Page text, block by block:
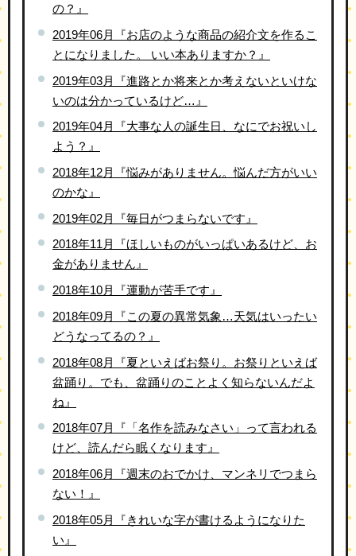
の？』
2019年06月『お店のような商品の紹介文を作るこ
とになりました。 いい本ありますか？』
2019年03月『進路とか将来とか考えないといけな
いのは分かっているけど…』
2019年04月『大事な人の誕生日、なにでお祝いし
よう？』
2018年12月『悩みがありません。悩んだ方がいい
のかな』
2019年02月『毎日がつまらないです』
2018年11月『ほしいものがいっぱいあるけど、お
金がありません』
2018年10月『運動が苦手です』
2018年09月『この夏の異常気象…天気はいったい
どうなってるの？』
2018年08月『夏といえばお祭り。お祭りといえば
盆踊り。でも、盆踊りのことよく知らないんだよ
ね』
2018年07月『「名作を読みなさい」って言われる
けど、読んだら眠くなります』
2018年06月『週末のおでかけ、マンネリでつまら
ない！』
2018年05月『きれいな字が書けるようになりた
い』